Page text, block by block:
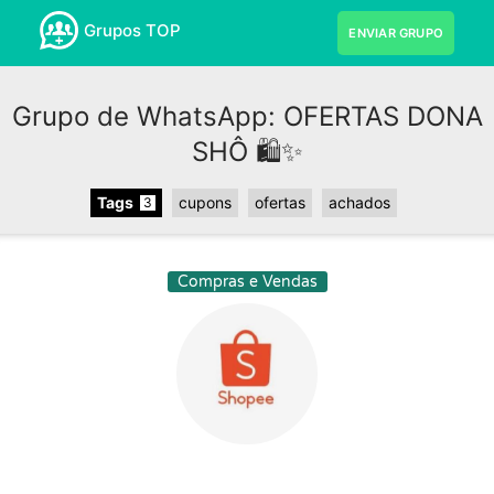
Grupos TOP ENVIAR GRUPO
Grupo de WhatsApp: OFERTAS DONA
SHÔ 🛍✨️
Tags 3 cupons ofertas achados
Compras e Vendas